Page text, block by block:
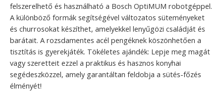
felszerelhető és használható a Bosch OptiMUM robotgéppel.
A különböző formák segítségével változatos süteményeket
és churrosokat készíthet, amelyekkel lenyűgözi családját és
barátait. A rozsdamentes acél pengéknek köszönhetően a
tisztítás is gyerekjáték. Tökéletes ajándék: Lepje meg magát
vagy szeretteit ezzel a praktikus és hasznos konyhai
segédeszközzel, amely garantáltan feldobja a sütés-főzés
élményét!